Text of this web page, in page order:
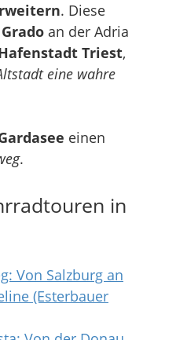
. Diese
Grado an der Adria
Triest,
eine wahre
einen
.
in
Von Salzburg an
(Esterbauer